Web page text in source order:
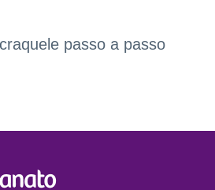
passo a passo